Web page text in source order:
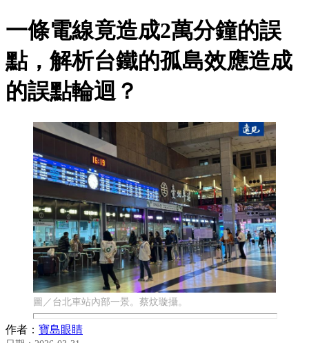
一條電線竟造成2萬分鐘的誤
點，解析台鐵的孤島效應造成
的誤點輪迴？
圖／台北車站內部一景。蔡炆璇攝。
作者： 寶島眼睛